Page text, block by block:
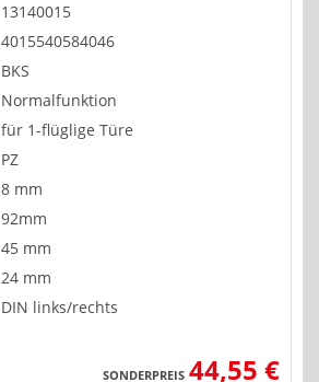
13140015
4015540584046
BKS
Normalfunktion
für 1-flüglige Türe
PZ
8 mm
92mm
45 mm
24 mm
DIN links/rechts
SONDERPREIS 44,55 €